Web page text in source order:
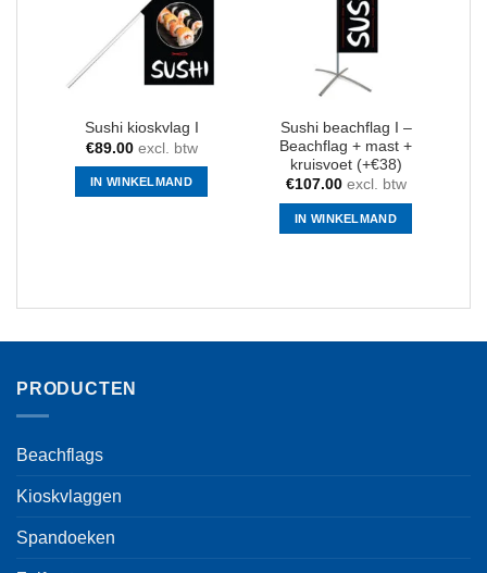
kan
gekozen
op
productpagina
Sushi kioskvlag I
€89.00excl. btw
IN WINKELMAND
Sushi beachflag I –
Beachflag + mast +
kruisvoet (+€38)
€107.00excl. btw
IN WINKELMAND
PRODUCTEN
Beachflags
Kioskvlaggen
Spandoeken